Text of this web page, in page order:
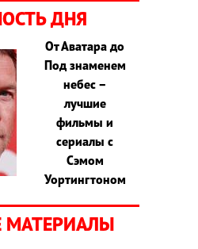
ДНЯ
От Аватара до
Под знаменем
небес –
лучшие
фильмы и
сериалы с
Сэмом
Уортингтоном